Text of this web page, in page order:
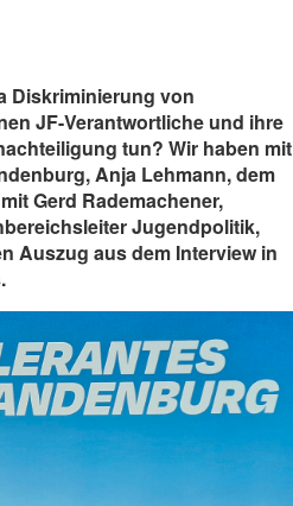
Diskriminierung von
JF-Verantwortliche und ihre
tun? Wir haben mit
Anja Lehmann, dem
Gerd Rademachener,
Jugendpolitik,
Auszug aus dem Interview in